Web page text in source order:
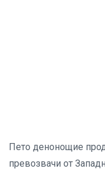
Пето денонощие
превозвачи от